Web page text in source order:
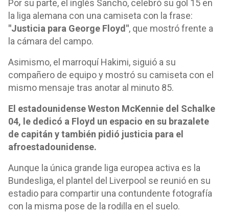
Por su parte, el inglés Sancho, celebró su gol 15 en
la liga alemana con una camiseta con la frase:
"Justicia para George Floyd", que mostró frente a
la cámara del campo.
Asimismo, el marroquí Hakimi, siguió a su
compañero de equipo y mostró su camiseta con el
mismo mensaje tras anotar al minuto 85.
El estadounidense Weston McKennie del Schalke
04, le dedicó a Floyd un espacio en su brazalete
de capitán y también pidió justicia para el
afroestadounidense.
Aunque la única grande liga europea activa es la
Bundesliga, el plantel del Liverpool se reunió en su
estadio para compartir una contundente fotografía
con la misma pose de la rodilla en el suelo.